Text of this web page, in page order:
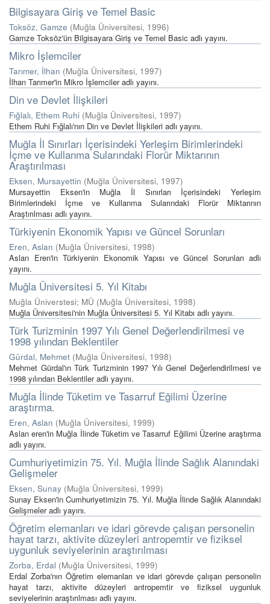
Bilgisayara Giriş ve Temel Basic
Toksöz, Gamze (Muğla Üniversitesi, 1996)
Gamze Toksöz'ün Bilgisayara Giriş ve Temel Basic adlı yayını.
Mikro İşlemciler
Tarımer, İlhan (Muğla Üniversitesi, 1997)
İlhan Tarımer'in Mikro İşlemciler adlı yayını.
Din ve Devlet İlişkileri
Fığlalı, Ethem Ruhi (Muğla Üniversitesi, 1997)
Ethem Ruhi Fığlalı'nın Din ve Devlet İlişkileri adlı yayını.
Muğla İl Sınırları İçerisindeki Yerleşim Birimlerindeki
İçme ve Kullanma Sularındaki Florür Miktarının
Araştırılması
Eksen, Mursayettin (Muğla Üniversitesi, 1997)
Mursayettin Eksen'in Muğla İl Sınırları İçerisindeki Yerleşim
Birimlerindeki İçme ve Kullanma Sularındaki Florür Miktarının
Araştırılması adlı yayını.
Türkiyenin Ekonomik Yapısı ve Güncel Sorunları
Eren, Aslan (Muğla Üniversitesi, 1998)
Aslan Eren'in Türkiyenin Ekonomik Yapısı ve Güncel Sorunları adlı
yayını.
Muğla Üniversitesi 5. Yıl Kitabı
Muğla Üniverstesi; MÜ (Muğla Üniversitesi, 1998)
Muğla Üniversitesi'nin Muğla Üniversitesi 5. Yıl Kitabı adlı yayını.
Türk Turizminin 1997 Yılı Genel Değerlendirilmesi ve
1998 yılından Beklentiler
Gürdal, Mehmet (Muğla Üniversitesi, 1998)
Mehmet Gürdal'ın Türk Turizminin 1997 Yılı Genel Değerlendirilmesi ve
1998 yılından Beklentiler adlı yayını.
Muğla İlinde Tüketim ve Tasarruf Eğilimi Üzerine
araştırma.
Eren, Aslan (Muğla Üniversitesi, 1999)
Aslan eren'in Muğla İlinde Tüketim ve Tasarruf Eğilimi Üzerine araştırma
adlı yayını.
Cumhuriyetimizin 75. Yıl. Muğla İlinde Sağlık Alanındaki
Gelişmeler
Eksen, Sunay (Muğla Üniversitesi, 1999)
Sunay Eksen'in Cumhuriyetimizin 75. Yıl. Muğla İlinde Sağlık Alanındaki
Gelişmeler adlı yayını.
Öğretim elemanları ve idari görevde çalışan personelin
hayat tarzı, aktivite düzeyleri antropemtir ve fiziksel
uygunluk seviyelerinin araştırılması
Zorba, Erdal (Muğla Üniversitesi, 1999)
Erdal Zorba'nın Öğretim elemanları ve idari görevde çalışan personelin
hayat tarzı, aktivite düzeyleri antropemtir ve fiziksel uygunluk
seviyelerinin araştırılması adlı yayını.